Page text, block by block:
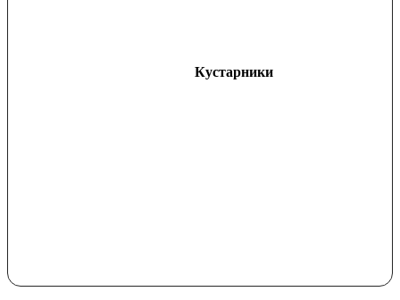
Кустарники